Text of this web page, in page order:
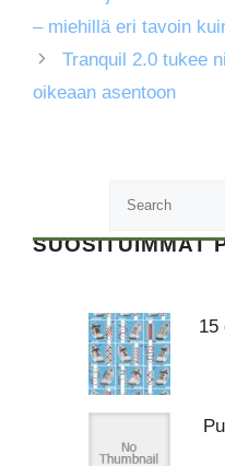
– miehillä eri tavoin
Tranquil 2.0 tukee
oikeaan asentoon
SUOSITUIMMAT
15